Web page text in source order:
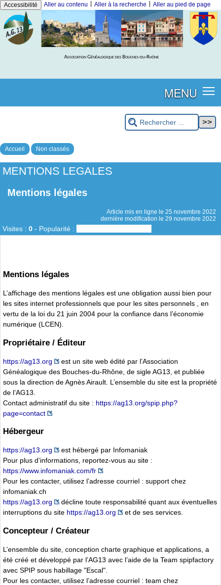
Accessibilité Aller au contenu Aller à la recherche Aller au pied de page
Association Généalogique des Bouches-du-Rhône
MENU
Accueil Non classés
MENTIONS LEGALES
Mentions légales
Article mis en ligne le 25 novembre 2022
dernière modification le 29 novembre 2022
Visites : 0 - Popularité :
Mentions légales
L’affichage des mentions légales est une obligation aussi bien pour
les sites internet professionnels que pour les sites personnels , en
vertu de la loi du 21 juin 2004 pour la confiance dans l’économie
numérique (LCEN).
Propriétaire / Éditeur
https://ag13.org
est un site web édité par l’Association
Généalogique des Bouches-du-Rhône, de sigle AG13, et publiée
sous la direction de Agnès Airault. L’ensemble du site est la propriété
de l’AG13.
Contact administratif du site : https://ag13.org/spip.php?
page=contact
Hébergeur
https://ag13.org
est hébergé par Infomaniak
Pour plus d’informations, reportez-vous au site :
https://www.infomaniak.com/fr
Pour les contacter, utilisez l’adresse courriel : support chez
infomaniak.ch
https://ag13.org
décline toute responsabilité quant aux éventuelles
interruptions du site https://ag13.org et de ses services.
Concepteur / Créateur
L’ensemble du site, conception charte graphique et applications, a
été créé et développé par l’AG13 avec l’aide de la Team spipfactory
avec SPIP sous habillage "Escal".
Pour les contacter, utilisez l’adresse courriel : team chez